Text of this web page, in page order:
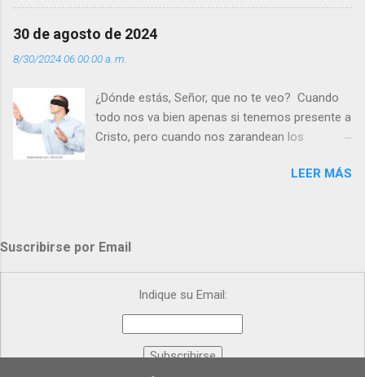
gracia de Dios? Julián Escobar. | Lecturas del
Día (+ Leer ). | Evangelio y Meditación (+ Leer ) |
30 de agosto de 2024
8/30/2024 06:00:00 a. m.
¿Dónde estás, Señor, que no te veo? Cuando
todo nos va bien apenas si tenemos presente a
Cristo, pero cuando nos zarandean los
“¿Dónde estás, Señor, que no te veo, que me
tumba vacía, y yo estoy Resucitado. No me ves
porque lloras tus problemas y no gozas de la
vida. ¿Cómo puedes creer que Yo dejo a nadie
sólo con los dolores de la vida? Debes
resucitar conmigo. Renueva tus ojos para
poder verme, renueva tu fe para poder creer
LEER MÁS
Suscribirse por Email
Indique su Email: